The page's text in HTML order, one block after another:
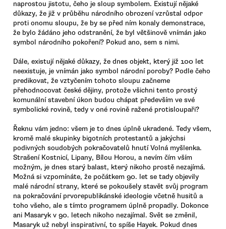
naprostou jistotu, čeho je sloup symbolem. Existují nějaké
důkazy, že již v průběhu národního obrození vzrůstal odpor
proti onomu sloupu, že by se před ním konaly demonstrace,
že bylo žádáno jeho odstranění, že byl většinově vnímán jako
symbol národního pokoření? Pokud ano, sem s nimi.
Dále, existují nějaké důkazy, že dnes objekt, který již 100 let
neexistuje, je vnímán jako symbol národní poroby? Podle čeho
predikovat, že vztyčením tohoto sloupu začneme
přehodnocovat české dějiny, protože všichni tento prostý
komunální stavební úkon budou chápat především ve své
symbolické rovině, tedy v oné rovině ražené protisloupaři?
Řeknu vám jedno: všem je to dnes úplně ukradené. Tedy všem,
kromě malé skupinky bigotních protestantů a jakýchsi
podivných soudobých pokračovatelů hnutí Volná myšlenka.
Strašení Kostnicí, Lipany, Bílou Horou, a nevím čím vším
možným, je dnes starý balast, který nikoho prostě nezajímá.
Možná si vzpomínáte, že počátkem 90. let se tady objevily
malé národní strany, které se pokoušely stavět svůj program
na pokračování prvorepublikánské ideologie včetně husitů a
toho všeho, ale s tímto programem úplně propadly. Dokonce
ani Masaryk v 90. letech nikoho nezajímal. Svět se změnil,
Masaryk už nebyl inspirativní, to spíše Hayek. Pokud dnes